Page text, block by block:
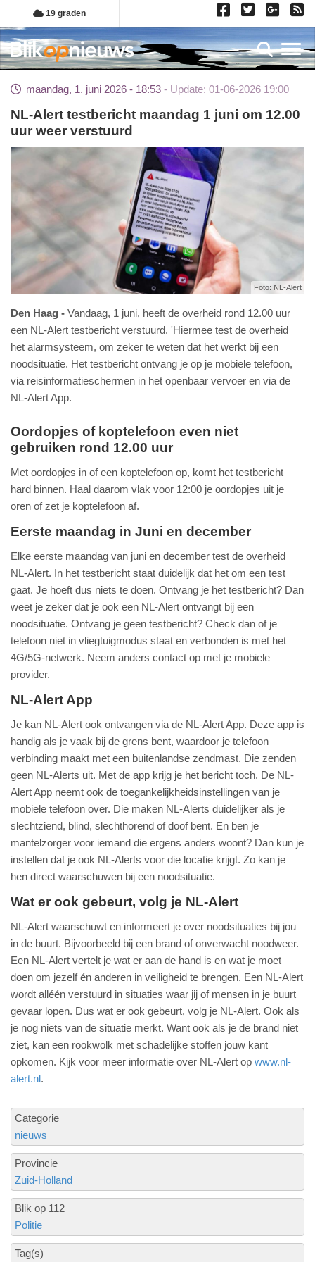
Overslaan
en
naar
de
gaan
19 graden
maandag, 1. juni 2026 - 18:53 Update: 01-06-2026 19:00
NL-Alert testbericht maandag 1 juni om 12.00
uur weer verstuurd
Foto: NL-Alert
Den Haag
Vandaag, 1 juni, heeft de overheid rond 12.00 uur
een NL-Alert testbericht verstuurd. 'Hiermee test de overheid
het alarmsysteem, om zeker te weten dat het werkt bij een
noodsituatie. Het testbericht ontvang je op je mobiele telefoon,
via reisinformatieschermen in het openbaar vervoer en via de
NL-Alert App.
Oordopjes of koptelefoon even niet
gebruiken rond 12.00 uur
Met oordopjes in of een koptelefoon op, komt het testbericht
hard binnen. Haal daarom vlak voor 12:00 je oordopjes uit je
oren of zet je koptelefoon af.
Eerste maandag in Juni en december
Elke eerste maandag van juni en december test de overheid
NL-Alert. In het testbericht staat duidelijk dat het om een test
gaat. Je hoeft dus niets te doen. Ontvang je het testbericht? Dan
weet je zeker dat je ook een NL-Alert ontvangt bij een
noodsituatie. Ontvang je geen testbericht? Check dan of je
telefoon niet in vliegtuigmodus staat en verbonden is met het
4G/5G-netwerk. Neem anders contact op met je mobiele
provider.
NL-Alert App
Je kan NL-Alert ook ontvangen via de NL-Alert App. Deze app is
handig als je vaak bij de grens bent, waardoor je telefoon
verbinding maakt met een buitenlandse zendmast. Die zenden
geen NL-Alerts uit. Met de app krijg je het bericht toch. De NL-
Alert App neemt ook de toegankelijkheidsinstellingen van je
mobiele telefoon over. Die maken NL-Alerts duidelijker als je
slechtziend, blind, slechthorend of doof bent. En ben je
mantelzorger voor iemand die ergens anders woont? Dan kun je
instellen dat je ook NL-Alerts voor die locatie krijgt. Zo kan je
hen direct waarschuwen bij een noodsituatie.
Wat er ook gebeurt, volg je NL-Alert
NL-Alert waarschuwt en informeert je over noodsituaties bij jou
in de buurt. Bijvoorbeeld bij een brand of onverwacht noodweer.
Een NL-Alert vertelt je wat er aan de hand is en wat je moet
doen om jezelf én anderen in veiligheid te brengen. Een NL-Alert
wordt alléén verstuurd in situaties waar jij of mensen in je buurt
gevaar lopen. Dus wat er ook gebeurt, volg je NL-Alert. Ook als
je nog niets van de situatie merkt. Want ook als je de brand niet
ziet, kan een rookwolk met schadelijke stoffen jouw kant
opkomen. Kijk voor meer informatie over NL-Alert op www.nl-
alert.nl.
Categorie
nieuws
Provincie
Zuid-Holland
Blik op 112
Politie
Tag(s)